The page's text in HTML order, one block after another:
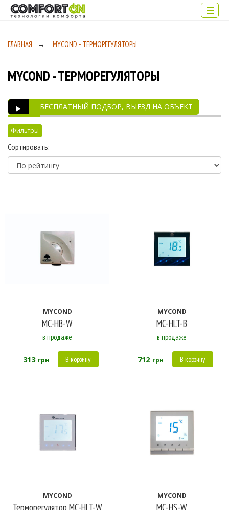
ГЛАВНАЯ → MYCOND - ТЕРМОРЕГУЛЯТОРЫ
MYCOND - ТЕРМОРЕГУЛЯТОРЫ
БЕСПЛАТНЫЙ ПОДБОР, ВЫЕЗД НА ОБЪЕКТ
Фильтры
Сортировать:
1 302 3 279
MYCOND
MC-HB-W
в продаже
313 грн В корзину
MYCOND
MC-HLT-B
в продаже
712 грн В корзину
MYCOND
Терморегулятор MC-HLT-W
MYCOND
MC-HS-W